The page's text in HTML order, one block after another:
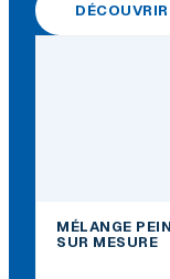
MÉLANGE
SUR MESURE